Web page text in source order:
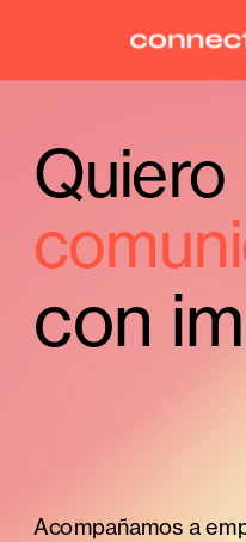
con
Acompañamos a